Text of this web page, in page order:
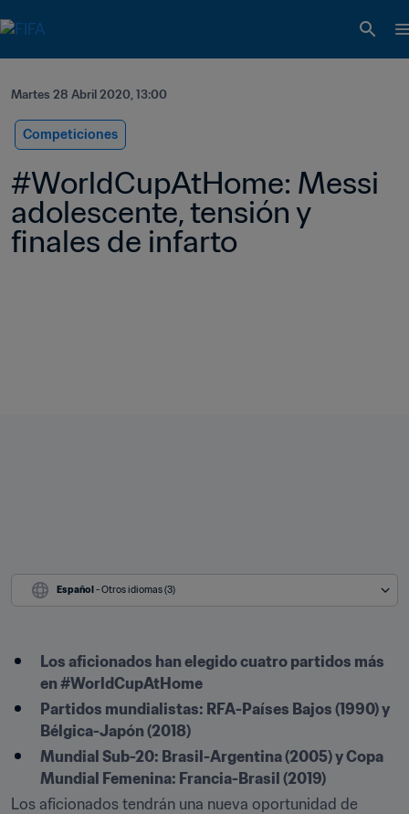
Martes 28 Abril 2020, 13:00
Competiciones
#WorldCupAtHome: Messi
adolescente, tensión y
finales de infarto
Español - Otros idiomas (3)
Los aficionados han elegido cuatro partidos más
en #WorldCupAtHome
Partidos mundialistas: RFA-Países Bajos (1990) y
Bélgica-Japón (2018)
Mundial Sub-20: Brasil-Argentina (2005) y Copa
Mundial Femenina: Francia-Brasil (2019)
Los aficionados tendrán una nueva oportunidad de